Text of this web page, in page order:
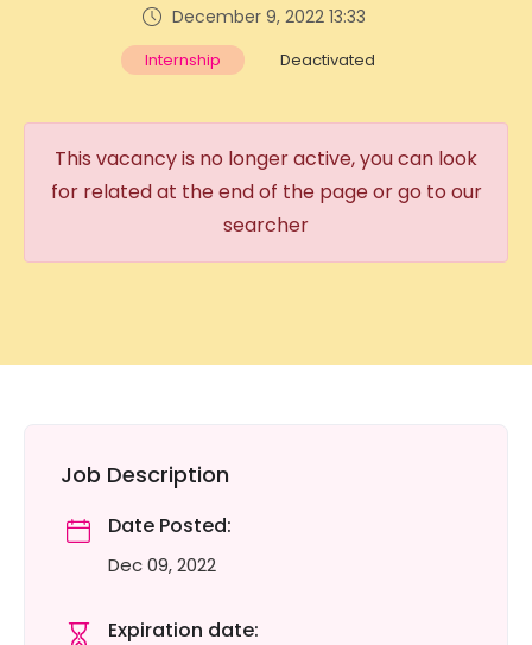
December 9, 2022 13:33
Internship Deactivated
This vacancy is no longer active, you can look
for related at the end of the page or go to our
searcher
Job Description
Date Posted:
Dec 09, 2022
Expiration date: